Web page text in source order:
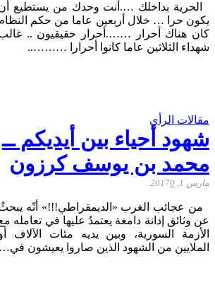
الحرية بداخلك ….أنت وحدك من يستطيع
يكون حرا … خلال أربعين عاما من حكم
كان هناك أحرار …….أحرار حقيقيون ..
شهداء الثلاثين عاما كانوا أحرارا ………..
مقالات الرأي
شهود أحياء بين أيديكم ــ
محمد بن يوسف كرزون
مارس 1, 2017 0
من عجائب الغرب «الديمقراطي!!!» أنّه
عن وثائق إدانة دامغة يعتمدُ عليها في تعامله
الأزمة السورية، وبين يديه مئات الآلاف
الملايين من الشهود الذين صاروا يعيشون في…